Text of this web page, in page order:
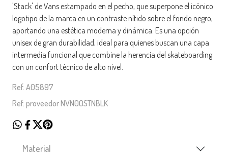
'Stack' de Vans estampado en el pecho, que superpone el icónico
logotipo de la marca en un contraste nítido sobre el fondo negro,
aportando una estética moderna y dinámica. Es una opción
unisex de gran durabilidad, ideal para quienes buscan una capa
intermedia funcional que combine la herencia del skateboarding
con un confort técnico de alto nivel.
Ref. A05897
Ref. proveedor NVN00STNBLK
Material